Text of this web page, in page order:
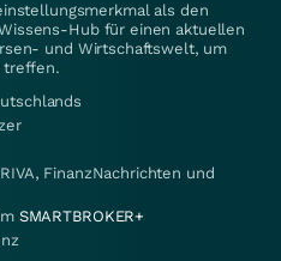
als den
Hub für einen aktuellen
und Wirtschaftswelt, um
treffen.
FinanzNachrichten und
SMARTBROKER+